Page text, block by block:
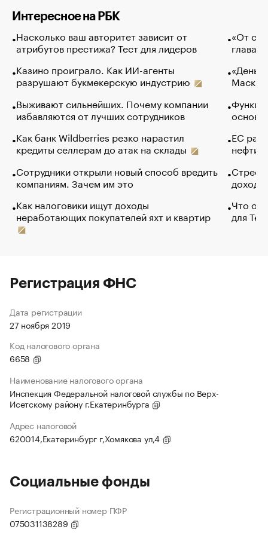
Интересное на РБК
Насколько ваш авторитет зависит от
атрибутов престижа? Тест для лидеров
Казино проиграло. Как ИИ-агенты
разрушают букмекерскую индустрию
Выживают сильнейших. Почему компании
избавляются от лучших сотрудников
Как банк Wildberries резко нарастил
кредиты селлерам до атак на склады
Сотрудники открыли новый способ вредить
компаниям. Зачем им это
Как налоговики ищут доходы
неработающих покупателей яхт и квартир
«От
глава
Маск в
основ
ЕС
нефти
Что
для
Регистрация ФНС
Дата регистрации
27 ноября 2019
Код налогового органа
6658
Наименование налогового органа
Инспекция Федеральной налоговой службы по Верх-
Исетскому району г.Екатеринбурга
Адрес налоговой
620014,Екатеринбург г,Хомякова ул,4
Социальные фонды
Регистрационный номер ПФР
075031138289